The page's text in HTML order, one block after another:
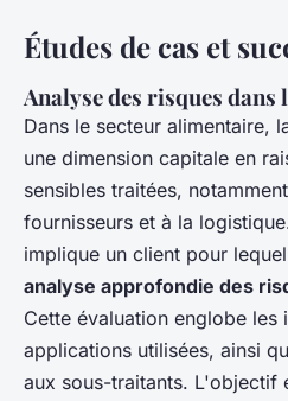
Études de cas et
Analyse des risques
Dans le secteur alimentaire,
une dimension capitale en
sensibles traitées,
fournisseurs et à la
implique un client pour
analyse approfondie des
Cette évaluation englobe les
applications utilisées, ainsi
aux sous-traitants. L'objectif